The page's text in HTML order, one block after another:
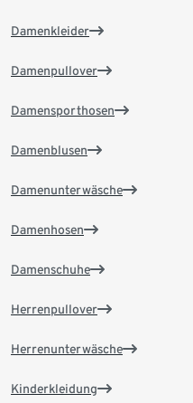
Damenkleider
Damenpullover
Damensporthosen
Damenblusen
Damenunterwäsche
Damenhosen
Damenschuhe
Herrenpullover
Herrenunterwäsche
Kinderkleidung